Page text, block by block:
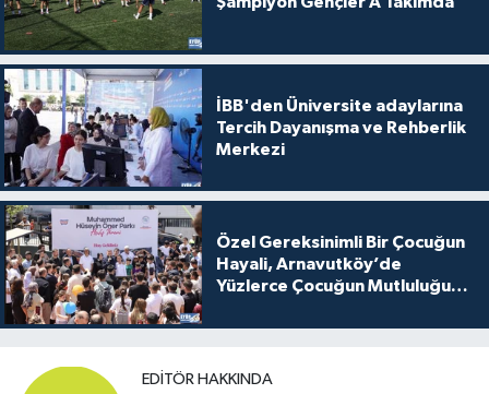
İBB'den Üniversite adaylarına
Tercih Dayanışma ve Rehberlik
Merkezi
Özel Gereksinimli Bir Çocuğun
Hayali, Arnavutköy’de
Yüzlerce Çocuğun Mutluluğu
EDITÖR HAKKINDA